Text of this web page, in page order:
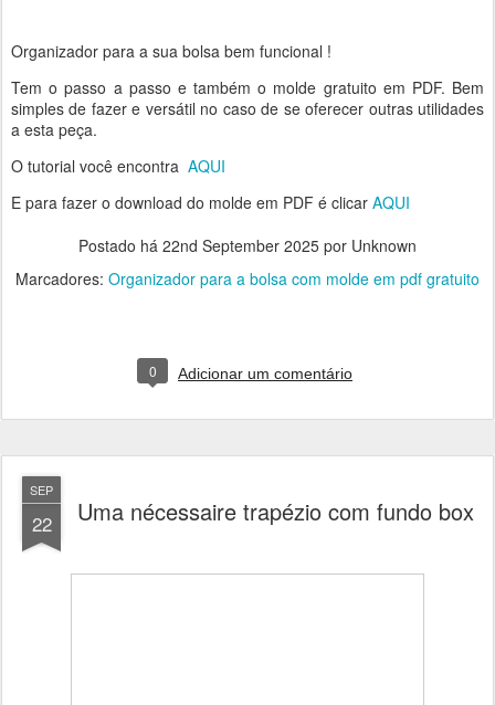
Organizador para a sua bolsa bem funcional !
Tem o passo a passo e também o molde gratuito em PDF. Bem
simples de fazer e versátil no caso de se oferecer outras utilidades
a esta peça.
O tutorial você encontra AQUI
E para fazer o download do molde em PDF é clicar AQUI
Postado há 22nd September 2025 por Unknown
Marcadores: Organizador para a bolsa com molde em pdf gratuito
0 Adicionar um comentário
SEP
22 Uma nécessaire trapézio com fundo box